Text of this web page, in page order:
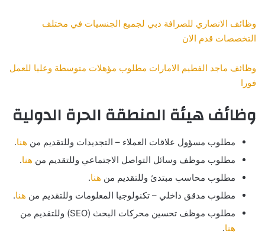
وظائف الانصاري للصرافة دبي لجميع الجنسيات في مختلف
التخصصات قدم الان
وظائف ماجد الفطيم الامارات مطلوب مؤهلات متوسطة وعليا للعمل
فورا
وظائف هيئة المنطقة الحرة الدولية
مطلوب مسؤول علاقات العملاء – التجديدات وللتقديم من هنا.
مطلوب موظف وسائل التواصل الاجتماعي وللتقديم من هنا.
مطلوب محاسب مبتدئ وللتقديم من هنا.
مطلوب مدقق داخلي – تكنولوجيا المعلومات وللتقديم من هنا.
مطلوب موظف تحسين محركات البحث (SEO) وللتقديم من
هنا.